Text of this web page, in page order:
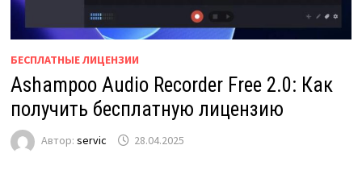
БЕСПЛАТНЫЕ ЛИЦЕНЗИИ
Ashampoo Audio Recorder Free 2.0: Как
получить бесплатную лицензию
Автор: servic 28.04.2025